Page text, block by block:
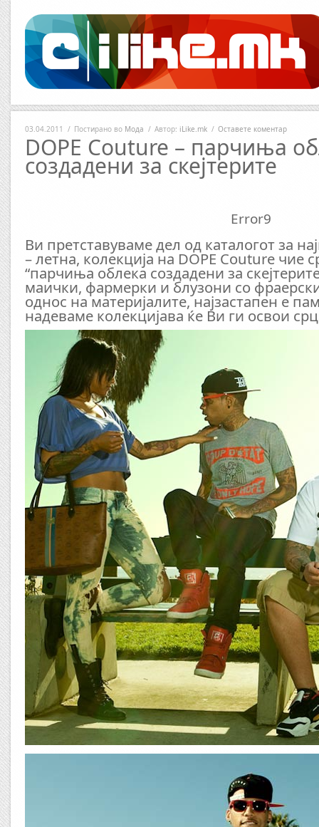
03.04.2011 / Постирано во Мода / Автор: iLike.mk / Оставете коментар
DOPE Couture – парчиња
создадени за скејтерите
Error9
Ви претставуваме дел од каталогот за
– летна, колекција на DOPE Couture чие
“парчиња облека создадени за
маички, фармерки и блузони со
однос на материјалите, најзастапен е
надеваме колекцијава ќе Ви ги освои